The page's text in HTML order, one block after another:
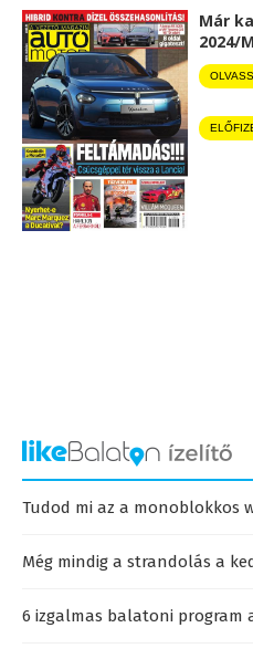
Már
2024/
Tudod mi az a monoblokkos
Még mindig a strandolás a
6 izgalmas balatoni program